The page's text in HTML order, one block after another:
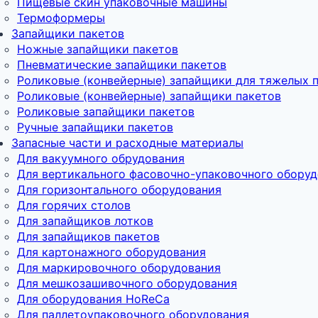
Термоформеры
Запайщики пакетов
Ножные запайщики пакетов
Пневматические запайщики пакетов
Роликовые (конвейерные) запайщики для тяжелых
Роликовые (конвейерные) запайщики пакетов
Роликовые запайщики пакетов
Ручные запайщики пакетов
Запасные части и расходные материалы
Для вакуумного обрудования
Для вертикального фасовочно-упаковочного
Для горизонтального оборудования
Для горячих столов
Для запайщиков лотков
Для запайщиков пакетов
Для картонажного оборудования
Для маркировочного оборудования
Для мешкозашивочного оборудования
Для оборудования HoReCa
Для паллетоупаковочного оборудования